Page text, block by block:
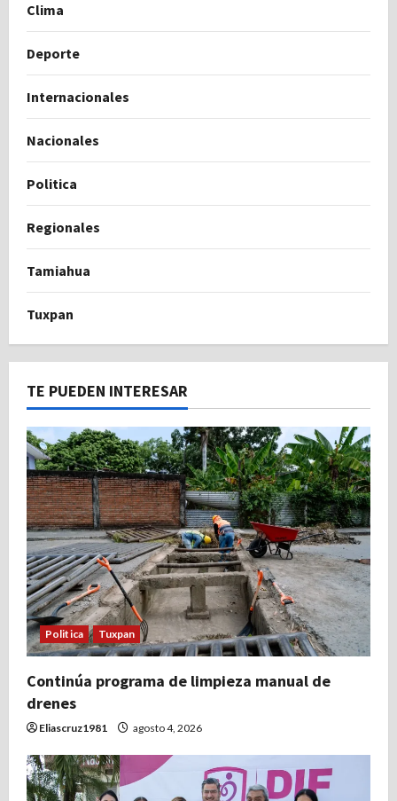
Clima
Deporte
Internacionales
Nacionales
Politica
Regionales
Tamiahua
Tuxpan
TE PUEDEN INTERESAR
Politica Tuxpan
Continúa programa de limpieza manual de
drenes
Eliascruz1981 agosto 4, 2026